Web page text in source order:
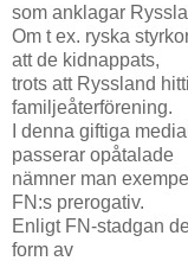
som anklagar
Om t ex. ryska
att de kidnappats,
trots att Ryssland
familjeåterförening.
I denna giftiga
passerar opåtalade
nämner man
FN:s prerogativ.
Enligt FN-stadgan
form av